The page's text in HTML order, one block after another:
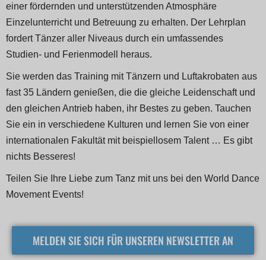
einer fördernden und unterstützenden Atmosphäre
Einzelunterricht und Betreuung zu erhalten. Der Lehrplan
fordert Tänzer aller Niveaus durch ein umfassendes
Studien- und Ferienmodell heraus.
Sie werden das Training mit Tänzern und Luftakrobaten aus
fast 35 Ländern genießen, die die gleiche Leidenschaft und
den gleichen Antrieb haben, ihr Bestes zu geben. Tauchen
Sie ein in verschiedene Kulturen und lernen Sie von einer
internationalen Fakultät mit beispiellosem Talent … Es gibt
nichts Besseres!
Teilen Sie Ihre Liebe zum Tanz mit uns bei den World Dance
Movement Events!
MELDEN SIE SICH FÜR UNSEREN NEWSLETTER AN